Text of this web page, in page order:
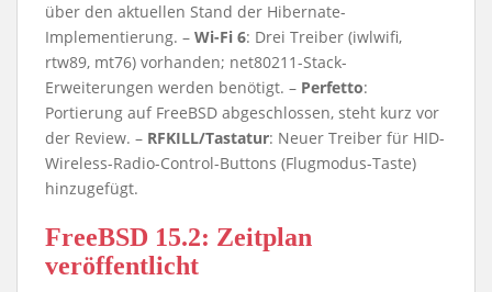
über den aktuellen Stand der Hibernate-
Implementierung. – Wi-Fi 6: Drei Treiber (iwlwifi,
rtw89, mt76) vorhanden; net80211-Stack-
Erweiterungen werden benötigt. – Perfetto:
Portierung auf FreeBSD abgeschlossen, steht kurz vor
der Review. – RFKILL/Tastatur: Neuer Treiber für HID-
Wireless-Radio-Control-Buttons (Flugmodus-Taste)
hinzugefügt.
FreeBSD 15.2: Zeitplan
veröffentlicht